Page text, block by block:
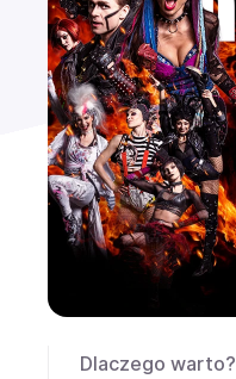
Dlaczego warto?